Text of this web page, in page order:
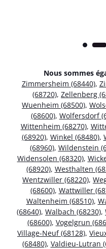
Nous sommes
Zimmersheim (68440),
(68720), Zellenberg
Wuenheim (68500),
(68600), Wolfersdorf
Wittenheim (68270),
(68920), Winkel (68480),
(68960), Wildenstein
Widensolen (68320),
(68920), Westhalten
Wentzwiller (68220),
(68600), Wattwiller
Waltenheim (68510),
(68640), Walbach (68230),
(68600), Vogelgrun
Village-Neuf (68128),
(68480), Valdieu-Lutran